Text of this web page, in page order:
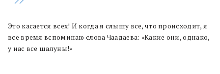
Это касается всех! И когда я слышу все, что происходит, я
все время вспоминаю слова Чаадаева: «Какие они, однако,
у нас все шалуны!»